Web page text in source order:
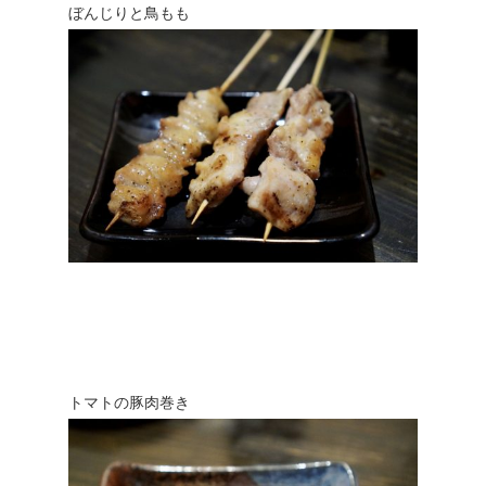
ぼんじりと鳥もも
トマトの豚肉巻き